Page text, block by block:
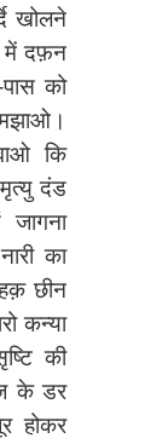
खोलने
में दफ़न
को
कि
दंड
का
छीन
कन्या
की
के डर
होकर